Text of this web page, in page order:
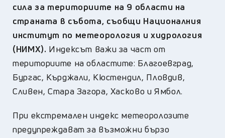
сила за териториите на 9 области на
страната в събота, съобщи Националния
институт по метеорология и хидрология
(НИМХ). Индексът важи за част от
териториите на областите: Благоевград,
Бургас, Кърджали, Кюстендил, Пловдив,
Сливен, Стара Загора, Хасково и Ямбол.
При екстремален индекс метеоролозите
предупреждават за възможни бързо